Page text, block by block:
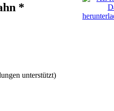
*
unterstützt)